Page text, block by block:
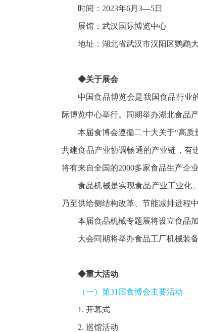
时间：2023年6月3—5日
展馆：武汉国际博览中心
地址：湖北省武汉市汉阳区鹦鹉
◆关于展会
中国食品博览会是我国食品行业
际博览中心举行。同期举办湖北食品
本届食博会遵循二十大关于“高
共建食品产业协调畅通的产业链，有
将有来自全国的2000多家食品生产企业
食品机械是实现食品产业工业化
乃至供给侧结构改革、节能减排进程
本届食品机械专题展将设立食品
大会同期将举办食品工厂机械装
◆重大活动
（一）第31届食博会主要活动
1. 开幕式
2. 巡馆活动